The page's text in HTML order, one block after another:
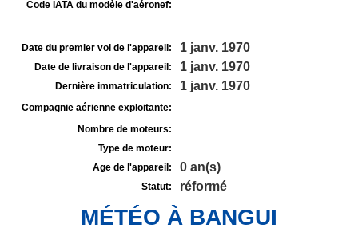
Code IATA du modèle d'aéronef:
Date du premier vol de l'appareil: 1 janv. 1970
Date de livraison de l'appareil: 1 janv. 1970
Dernière immatriculation: 1 janv. 1970
Compagnie aérienne exploitante:
Nombre de moteurs:
Type de moteur:
Age de l'appareil:
0 an(s)
Statut: réformé
MÉTÉO À BANGUI